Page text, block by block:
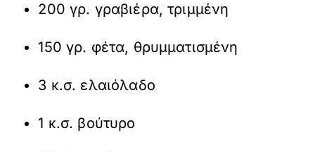
200 γρ. γραβιέρα, τριμμένη
150 γρ. φέτα, θρυμματισμένη
3 κ.σ. ελαιόλαδο
1 κ.σ. βούτυρο